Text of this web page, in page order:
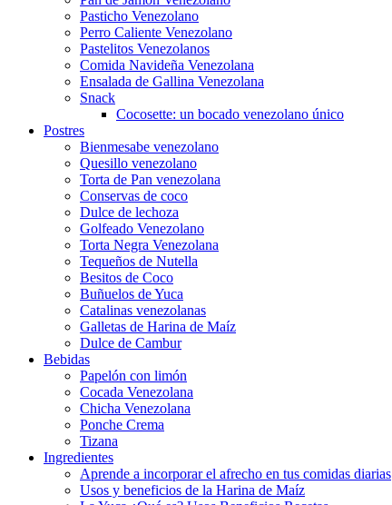
Pasticho Venezolano
Perro Caliente Venezolano
Pastelitos Venezolanos
Comida Navideña Venezolana
Ensalada de Gallina Venezolana
Snack
Cocosette: un bocado venezolano único
Postres
Bienmesabe venezolano
Quesillo venezolano
Torta de Pan venezolana
Conservas de coco
Dulce de lechoza
Golfeado Venezolano
Torta Negra Venezolana
Tequeños de Nutella
Besitos de Coco
Buñuelos de Yuca
Catalinas venezolanas
Galletas de Harina de Maíz
Dulce de Cambur
Bebidas
Papelón con limón
Cocada Venezolana
Chicha Venezolana
Ponche Crema
Tizana
Ingredientes
Aprende a incorporar el afrecho en tus comidas diarias
Usos y beneficios de la Harina de Maíz